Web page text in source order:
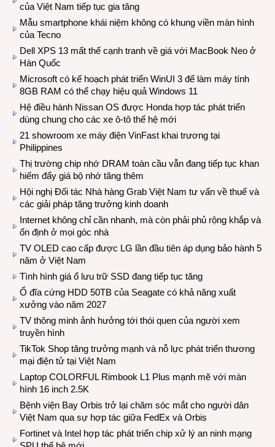
của Việt Nam tiếp tục gia tăng
Mẫu smartphone khái niệm không có khung viền màn hình
của Tecno
Dell XPS 13 mất thế cạnh tranh về giá với MacBook Neo ở
Hàn Quốc
Microsoft có kế hoạch phát triển WinUI 3 để làm máy tính
8GB RAM có thể chạy hiệu quả Windows 11
Hệ điều hành Nissan OS được Honda hợp tác phát triển
dùng chung cho các xe ô-tô thế hệ mới
21 showroom xe máy điện VinFast khai trương tại
Philippines
Thị trường chip nhớ DRAM toàn cầu vẫn đang tiếp tục khan
hiếm đẩy giá bộ nhớ tăng thêm
Hội nghị Đối tác Nhà hàng Grab Việt Nam tư vấn về thuế và
các giải pháp tăng trưởng kinh doanh
Internet không chỉ cần nhanh, mà còn phải phủ rộng khắp và
ổn định ở mọi góc nhà
TV OLED cao cấp được LG lần đầu tiên áp dụng bảo hành 5
năm ở Việt Nam
Tình hình giá ổ lưu trữ SSD đang tiếp tục tăng
Ổ đĩa cứng HDD 50TB của Seagate có khả năng xuất
xưởng vào năm 2027
TV thông minh ảnh hưởng tới thói quen của người xem
truyền hình
TikTok Shop tăng trưởng mạnh và nỗ lực phát triển thương
mại điện tử tại Việt Nam
Laptop COLORFUL Rimbook L1 Plus mạnh mẽ với màn
hình 16 inch 2.5K
Bệnh viện Bay Orbis trở lại chăm sóc mắt cho người dân
Việt Nam qua sự hợp tác giữa FedEx và Orbis
Fortinet và Intel hợp tác phát triển chip xử lý an ninh mạng